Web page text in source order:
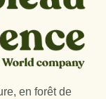
en forêt de